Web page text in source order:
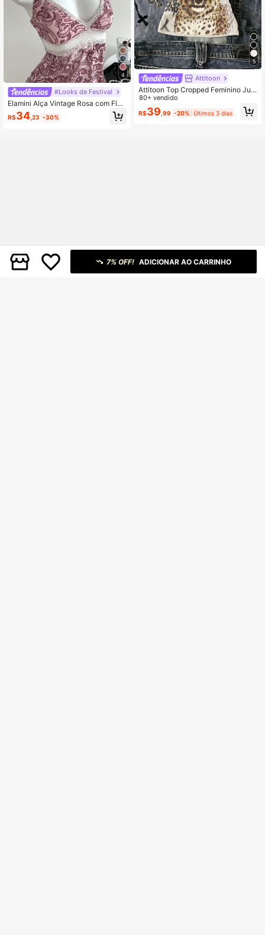
4
#Looks de Festival
Elamini Alça Vintage Rosa com Flor
de Caju e Renda em Contraste para
Mulheres, Uso em Férias de Verão
R$34 ,23 -30%
5
Attitoon
Attitoon Top Cropped Feminino Just
o Assimétrico Franzido, Estampa de
Leopardo com Caractere Chinês, C
asual Retrô Punk Y2K, Versátil para
80+ vendido
R$39 ,99 -20% Últimos 3 dias
7% OFF! ADICIONAR AO CARRINHO